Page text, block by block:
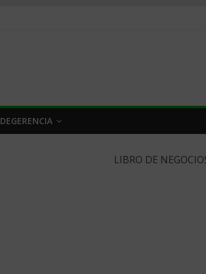
DEGERENCIA
LIBRO DE